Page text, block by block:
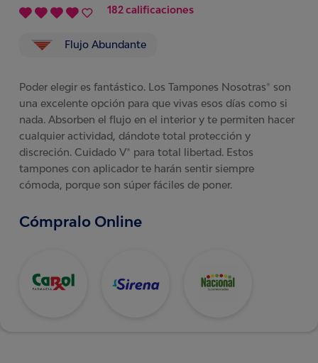
182 calificaciones
Flujo Abundante
Poder elegir es fantástico. Los Tampones Nosotras® son
una excelente opción para que vivas esos días como si
nada. Absorben el flujo en el interior y te permiten hacer
cualquier actividad, dándote total protección y
discreción. Cuidado V® para total libertad. Estos
tampones con aplicador te harán sentir siempre
cómoda, porque son súper fáciles de poner.
Cómpralo Online